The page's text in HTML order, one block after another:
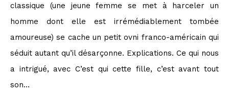
classique (une jeune femme se met à harceler un
homme dont elle est irrémédiablement tombée
amoureuse) se cache un petit ovni franco-américain qui
séduit autant qu’il désarçonne. Explications. Ce qui nous
a intrigué, avec C’est qui cette fille, c’est avant tout
son…